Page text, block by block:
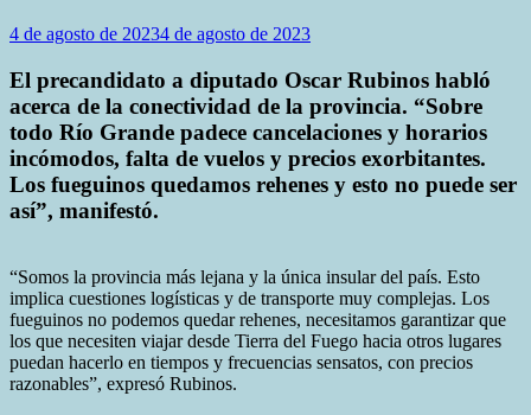
4 de agosto de 20234 de agosto de 2023
El precandidato a diputado Oscar Rubinos habló
acerca de la conectividad de la provincia. “Sobre
todo Río Grande padece cancelaciones y horarios
incómodos, falta de vuelos y precios exorbitantes.
Los fueguinos quedamos rehenes y esto no puede ser
así”, manifestó.
“Somos la provincia más lejana y la única insular del país. Esto
implica cuestiones logísticas y de transporte muy complejas. Los
fueguinos no podemos quedar rehenes, necesitamos garantizar que
los que necesiten viajar desde Tierra del Fuego hacia otros lugares
puedan hacerlo en tiempos y frecuencias sensatos, con precios
razonables”, expresó Rubinos.